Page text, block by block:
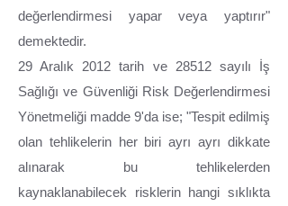
değerlendirmesi yapar veya yaptırır"
demektedir.
29 Aralık 2012 tarih ve 28512 sayılı İş
Sağlığı ve Güvenliği Risk Değerlendirmesi
Yönetmeliği madde 9'da ise; "Tespit edilmiş
olan tehlikelerin her biri ayrı ayrı dikkate
alınarak bu tehlikelerden
kaynaklanabilecek risklerin hangi sıklıkta